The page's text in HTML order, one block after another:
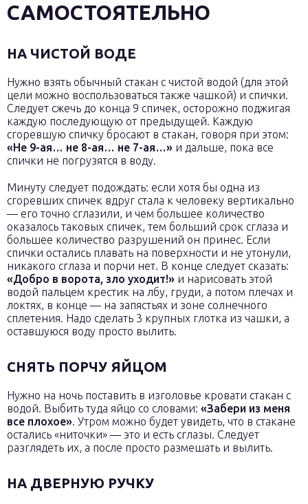
САМОСТОЯТЕЛЬНО
НА ЧИСТОЙ ВОДЕ
Нужно взять обычный стакан с чистой водой (для этой
цели можно воспользоваться также чашкой) и спички.
Следует сжечь до конца 9 спичек, осторожно поджигая
каждую последующую от предыдущей. Каждую
сгоревшую спичку бросают в стакан, говоря при этом:
«Не 9-ая… не 8-ая… не 7-ая…» и дальше, пока все
спички не погрузятся в воду.
Минуту следует подождать: если хотя бы одна из
сгоревших спичек вдруг стала к человеку вертикально
— его точно сглазили, и чем большее количество
оказалось таковых спичек, тем больший срок сглаза и
большее количество разрушений он принес. Если
спички остались плавать на поверхности и не утонули,
никакого сглаза и порчи нет. В конце следует сказать:
«Добро в ворота, зло уходит!» и нарисовать этой
водой пальцем крестик на лбу, груди, а потом плечах и
локтях, в конце — на запястьях и зоне солнечного
сплетения. Надо сделать 3 крупных глотка из чашки, а
оставшуюся воду просто вылить.
СНЯТЬ ПОРЧУ ЯЙЦОМ
Нужно на ночь поставить в изголовье кровати стакан с
водой. Выбить туда яйцо со словами: «Забери из меня
все плохое». Утром можно будет увидеть, что в стакане
остались «ниточки» — это и есть сглазы. Следует
разглядеть их, а после просто размешать и вылить.
НА ДВЕРНУЮ РУЧКУ